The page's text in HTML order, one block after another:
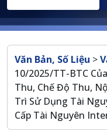
Breadcrumb
Văn Bản, Số Liệu >
10/2025/TT-BTC
Thu, Chế Độ Thu,
Trì Sử Dụng Tài
Cấp Tài Nguyên